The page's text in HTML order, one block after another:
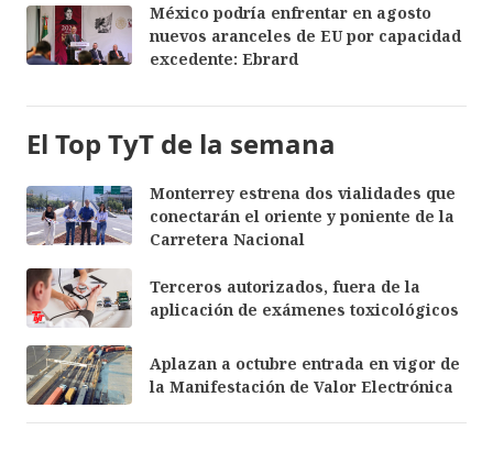
México podría enfrentar en agosto
nuevos aranceles de EU por capacidad
excedente: Ebrard
El Top TyT de la semana
Monterrey estrena dos vialidades que
conectarán el oriente y poniente de la
Carretera Nacional
Terceros autorizados, fuera de la
aplicación de exámenes toxicológicos
Aplazan a octubre entrada en vigor de
la Manifestación de Valor Electrónica